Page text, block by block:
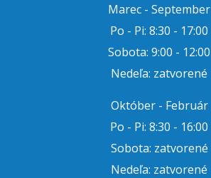
Marec - September
Po - Pi: 8:30 - 17:00
Sobota: 9:00 - 12:00
Nedeľa: zatvorené
Október - Február
Po - Pi: 8:30 - 16:00
Sobota: zatvorené
Nedeľa: zatvorené